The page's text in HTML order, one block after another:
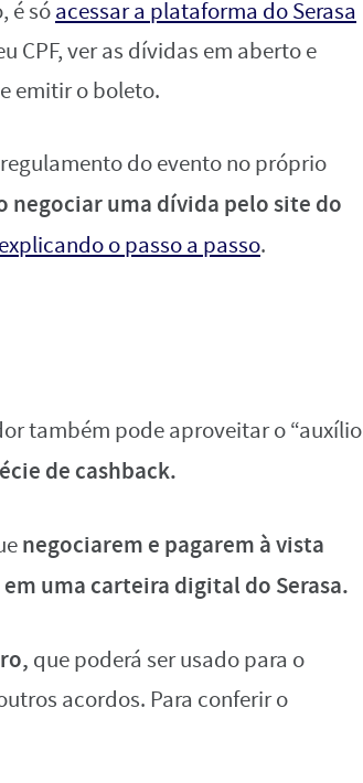
é sóacessar a plataforma do Serasa
CPF, ver as dívidas em aberto e
emitir o boleto.
do evento no próprio
negociar uma dívida pelo site do
o passo a passo.
também pode aproveitar o “auxílio
de cashback.
negociarem e pagarem à vista
uma carteira digital do Serasa.
que poderá ser usado para o
acordos. Para conferir o